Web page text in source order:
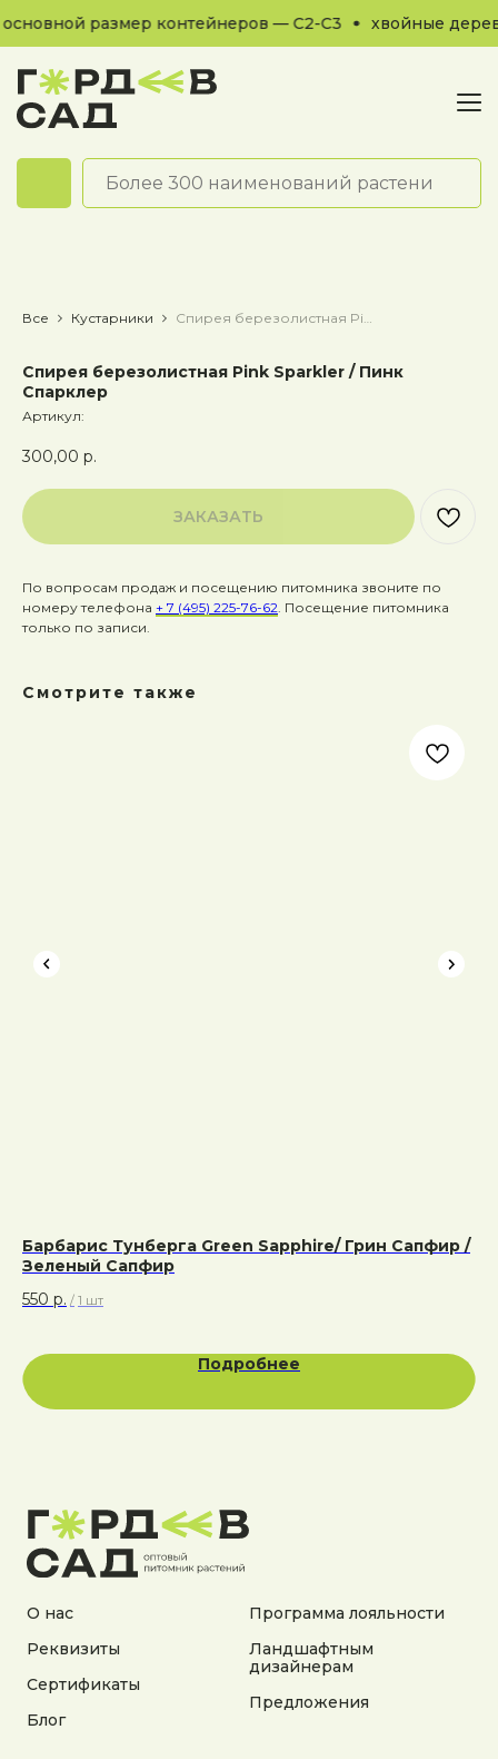
размер контейнеров — С2-С3 хвойные
Обратный звонок
Все Кустарники Спирея березолистная Pink Sparkler / Пинк Спарклер
Спирея березолистная Pink Sparkler / Пинк
Спарклер
Артикул:
300,00 р.
ЗАКАЗАТЬ
По вопросам продаж и посещению питомника звоните по
номеру телефона + 7 (495) 225-76-62. Посещение питомника
только по записи.
Смотрите также
Барбарис Тунберга Green Sapphire/ Грин Сапфир /
Зеленый Сапфир
550 р. / 1 шт
Подробнее
О нас
Реквизиты
Сертификаты
Блог
Программа лояльности
Ландшафтным
дизайнерам
Предложения
Адрес:
Калужская область, Боровский район, сельское
поселение Асеньевское, деревня Гордеево